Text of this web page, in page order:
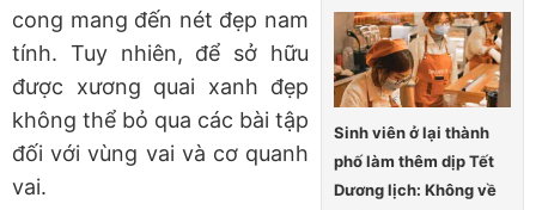
Sinh viên ở lại thành
phố làm thêm dịp Tết
Dương lịch: Không về
cong mang đến nét đẹp nam
tính. Tuy nhiên, để sở hữu
được xương quai xanh đẹp
không thể bỏ qua các bài tập
đối với vùng vai và cơ quanh
vai.